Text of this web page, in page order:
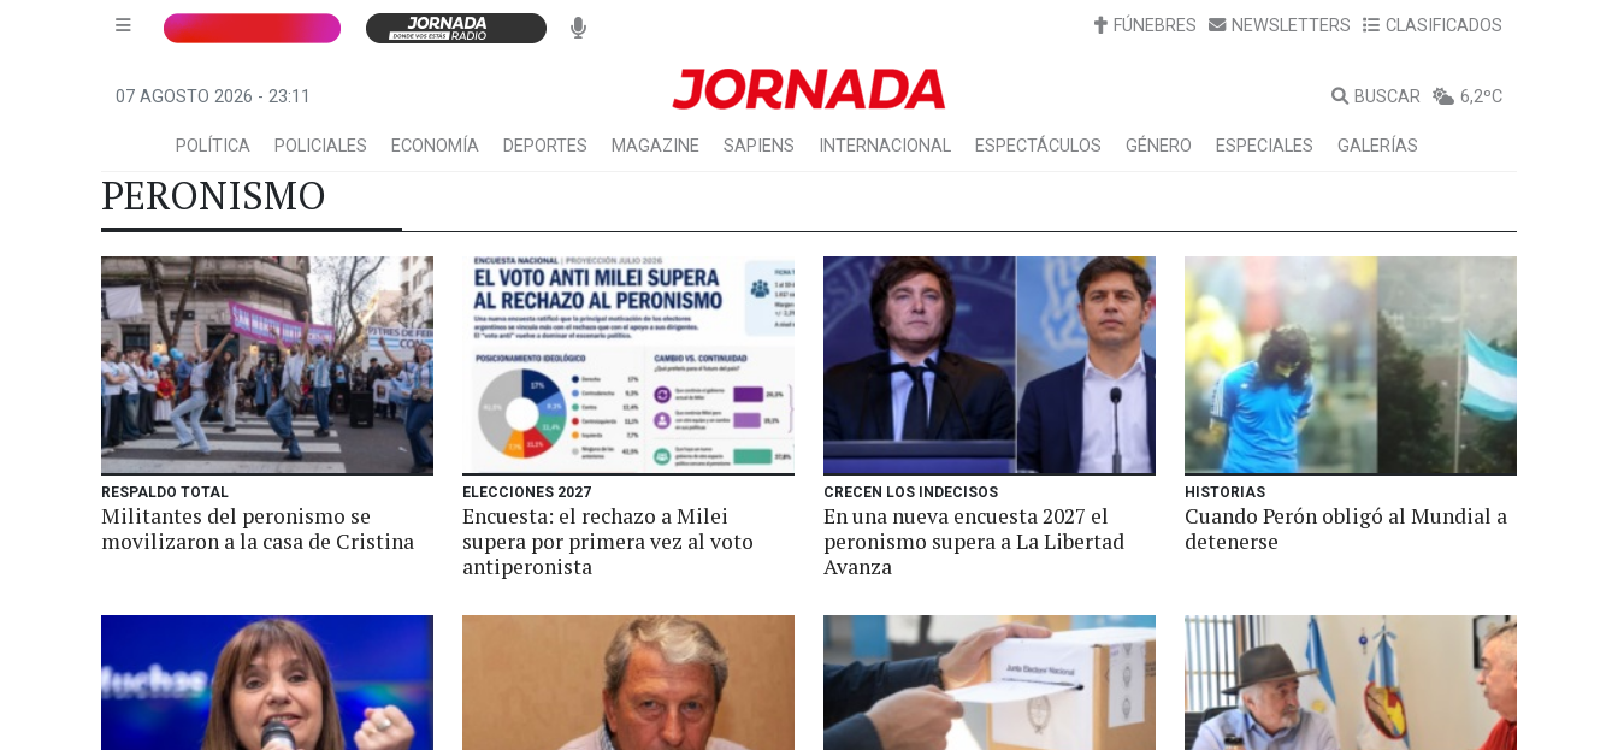
FÚNEBRES NEWSLETTERS CLASIFICADOS
07 AGOSTO 2026 - 23:11 BUSCAR 6,2ºC
POLÍTICA POLICIALES ECONOMÍA DEPORTES MAGAZINE SAPIENS INTERNACIONAL ESPECTÁCULOS GÉNERO ESPECIALES GALERÍAS
PERONISMO
RESPALDO TOTAL
Militantes del peronismo se
movilizaron a la casa de Cristina
ELECCIONES 2027
Encuesta: el rechazo a Milei
supera por primera vez al voto
antiperonista
CRECEN LOS INDECISOS
En una nueva encuesta 2027 el
peronismo supera a La Libertad
Avanza
HISTORIAS
Cuando Perón obligó al Mundial a
detenerse